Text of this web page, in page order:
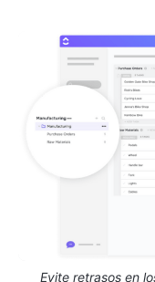
Evite retrasos en